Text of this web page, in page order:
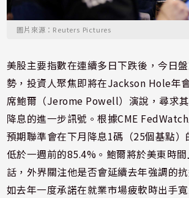
圖片來源：Reuters Pictures
美股主要指數在連續多日下跌後，今日
勢，投資人聚焦即將在Jackson Hole年
席鮑爾（Jerome Powell）演說，尋求
降息的進一步訊號。根據CME
預期聯準會在下月降息1碼（25個基點）
低於一週前的85.4%。鮑爾將於美東時
話，外界關注他是否會延續去年強調的
如去年一度承諾在就業市場疲軟時出手